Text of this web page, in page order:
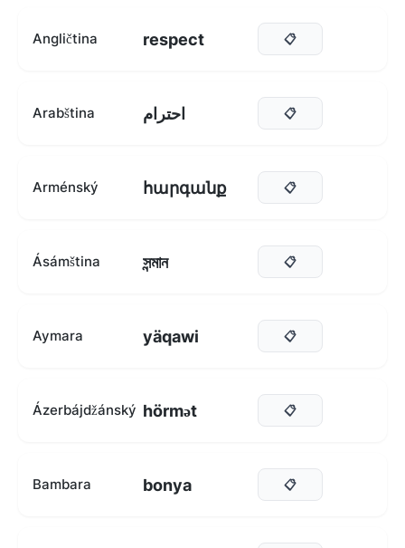
Angličtina respect 📋
Arabština احترام 📋
Arménský հարգանք 📋
Ásámština সন্মান 📋
Aymara yäqawi 📋
Ázerbájdžánský hörmət 📋
Bambara bonya 📋